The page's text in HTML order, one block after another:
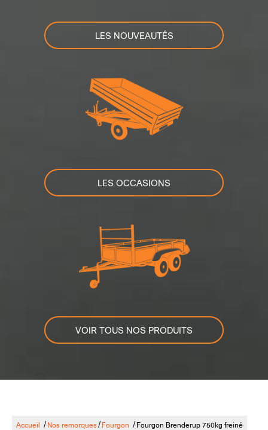
LES NOUVEAUTÉS
LES OCCASIONS
VOIR TOUS NOS PRODUITS
Accueil / Nos remorques/ Fourgon / Fourgon Brenderup 750kg freiné